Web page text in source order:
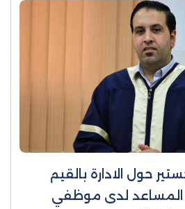
حول الادارة بالقيم
المساعد لدى موظفي